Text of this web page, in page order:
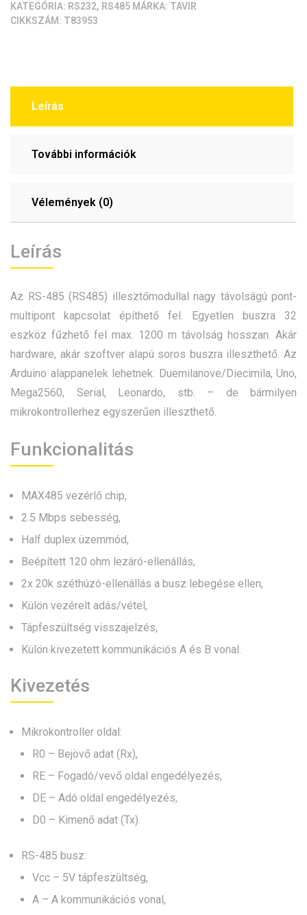
KATEGÓRIA: RS232, RS485 MÁRKA: TAVIR
CIKKSZÁM: T83953
Leírás
További információk
Vélemények (0)
Leírás
Az RS-485 (RS485) illesztőmodullal nagy távolságú pont-
multipont kapcsolat építhető fel. Egyetlen buszra 32
eszköz fűzhető fel max. 1200 m távolság hosszan. Akár
hardware, akár szoftver alapú soros buszra illeszthető. Az
Arduino alappanelek lehetnek: Duemilanove/Diecimila, Uno,
Mega2560, Serial, Leonardo, stb. – de bármilyen
mikrokontrollerhez egyszerűen illeszthető.
Funkcionalitás
MAX485 vezérlő chip,
2.5 Mbps sebesség,
Half duplex üzemmód,
Beépített 120 ohm lezáró-ellenállás,
2x 20k széthúzó-ellenállás a busz lebegése ellen,
Külön vezérelt adás/vétel,
Tápfeszültség visszajelzés,
Külön kivezetett kommunikációs A és B vonal.
Kivezetés
Mikrokontroller oldal:
R0 – Bejövő adat (Rx),
RE – Fogadó/vevő oldal engedélyezés,
DE – Adó oldal engedélyezés,
D0 – Kimenő adat (Tx).
RS-485 busz:
Vcc – 5V tápfeszültség,
A – A kommunikációs vonal,